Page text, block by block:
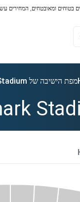
בטוחים ומאובטחים, המחירים
מפת הישיבה של Highmark Stadium